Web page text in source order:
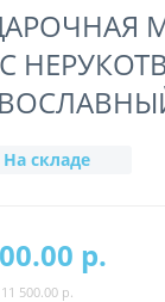
На складе
р.
11 500.00 р.